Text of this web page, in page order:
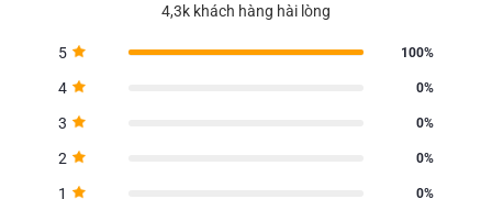
4,3k khách hàng hài lòng
5 100%
4 0%
3 0%
2 0%
1 0%